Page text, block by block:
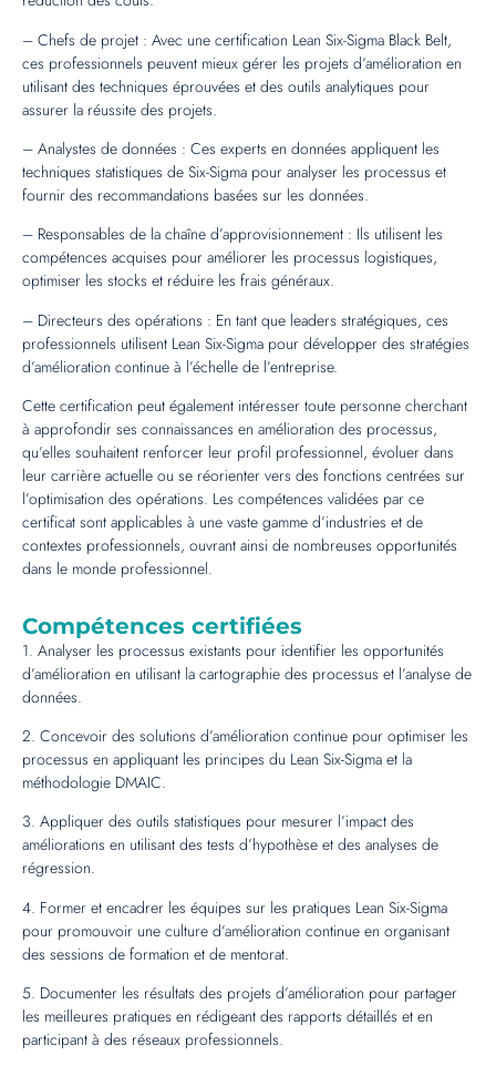
– Chefs de projet : Avec une certification Lean Six-Sigma Black Belt,
ces professionnels peuvent mieux gérer les projets d’amélioration en
utilisant des techniques éprouvées et des outils analytiques pour
assurer la réussite des projets.
– Analystes de données : Ces experts en données appliquent les
techniques statistiques de Six-Sigma pour analyser les processus et
fournir des recommandations basées sur les données.
– Responsables de la chaîne d’approvisionnement : Ils utilisent les
compétences acquises pour améliorer les processus logistiques,
optimiser les stocks et réduire les frais généraux.
– Directeurs des opérations : En tant que leaders stratégiques, ces
professionnels utilisent Lean Six-Sigma pour développer des stratégies
d’amélioration continue à l’échelle de l’entreprise.
Cette certification peut également intéresser toute personne cherchant
à approfondir ses connaissances en amélioration des processus,
qu’elles souhaitent renforcer leur profil professionnel, évoluer dans
leur carrière actuelle ou se réorienter vers des fonctions centrées sur
l’optimisation des opérations. Les compétences validées par ce
certificat sont applicables à une vaste gamme d’industries et de
contextes professionnels, ouvrant ainsi de nombreuses opportunités
dans le monde professionnel.
Compétences certifiées
1. Analyser les processus existants pour identifier les opportunités
d’amélioration en utilisant la cartographie des processus et l’analyse de
données.
2. Concevoir des solutions d’amélioration continue pour optimiser les
processus en appliquant les principes du Lean Six-Sigma et la
méthodologie DMAIC.
3. Appliquer des outils statistiques pour mesurer l’impact des
améliorations en utilisant des tests d’hypothèse et des analyses de
régression.
4. Former et encadrer les équipes sur les pratiques Lean Six-Sigma
pour promouvoir une culture d’amélioration continue en organisant
des sessions de formation et de mentorat.
5. Documenter les résultats des projets d’amélioration pour partager
les meilleures pratiques en rédigeant des rapports détaillés et en
participant à des réseaux professionnels.